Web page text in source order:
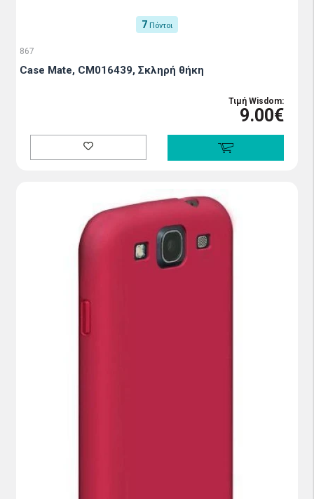
7 Πόντοι
867
Case Mate, CM016439, Σκληρή θήκη
Τιμή Wisdom:
9.00€